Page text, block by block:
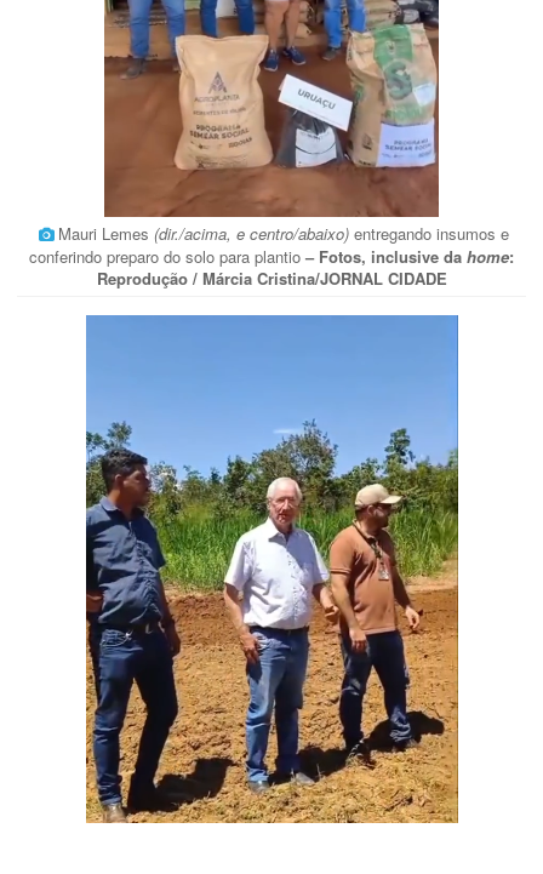
Mauri Lemes (dir./acima, e centro/abaixo)entregando insumos e
conferindo preparo do solo para plantio – Fotos, inclusive da home:
Reprodução / Márcia Cristina/JORNAL CIDADE